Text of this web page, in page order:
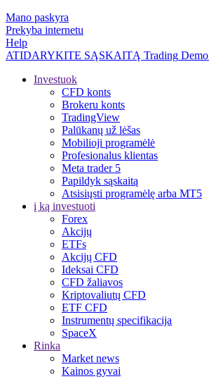
Mano paskyra
Prekyba internetu
Help
ATIDARYKITE SĄSKAITĄ Trading Demo
Investuok
CFD konts
Brokeru konts
TradingView
Palūkanų už lėšas
Mobilioji programėlė
Profesionalus klientas
Meta trader 5
Papildyk sąskaitą
Atsisiųsti programėlę arba MT5
į ką investuoti
Forex
Akcijų
ETFs
Akcijų CFD
Ideksai CFD
CFD žaliavos
Kriptovaliutų CFD
ETF CFD
Instrumentų specifikacija
SpaceX
Rinka
Market news
Kainos gyvai